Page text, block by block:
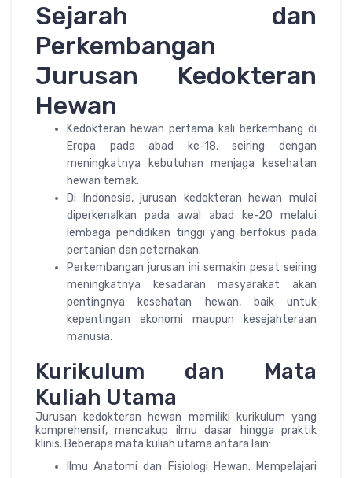
Sejarah dan
Perkembangan
Jurusan Kedokteran
Hewan
Kedokteran hewan pertama kali berkembang di
Eropa pada abad ke-18, seiring dengan
meningkatnya kebutuhan menjaga kesehatan
hewan ternak.
Di Indonesia, jurusan kedokteran hewan mulai
diperkenalkan pada awal abad ke-20 melalui
lembaga pendidikan tinggi yang berfokus pada
pertanian dan peternakan.
Perkembangan jurusan ini semakin pesat seiring
meningkatnya kesadaran masyarakat akan
pentingnya kesehatan hewan, baik untuk
kepentingan ekonomi maupun kesejahteraan
manusia.
Kurikulum dan Mata
Kuliah Utama
Jurusan kedokteran hewan memiliki kurikulum yang
komprehensif, mencakup ilmu dasar hingga praktik
klinis. Beberapa mata kuliah utama antara lain:
Ilmu Anatomi dan Fisiologi Hewan: Mempelajari